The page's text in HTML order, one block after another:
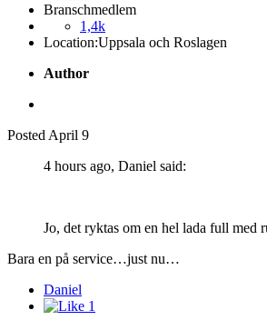
Branschmedlem
1,4k
Location:Uppsala och Roslagen
Author
Posted April 9
4 hours ago, Daniel said:
Jo, det ryktas om en hel lada full med
Bara en på service…just nu…
Daniel
1